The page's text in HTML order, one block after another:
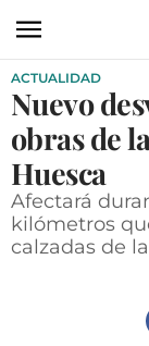
ACTUALIDAD
ECONOMÍA
TECNOLOGÍA
TURISMO
ACTUALIDAD
Nuevo
obras de
Huesca
Afectará
kilómetros
calzadas de